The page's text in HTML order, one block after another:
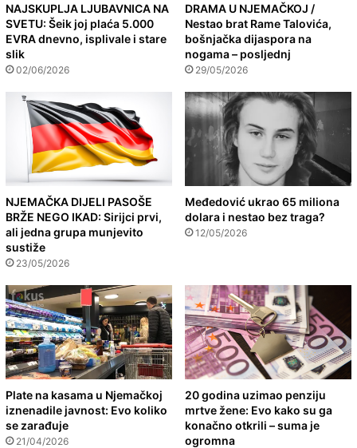
NAJSKUPLJA LJUBAVNICA NA
SVETU: Šeik joj plaća 5.000
EVRA dnevno, isplivale i stare
slik
02/06/2026
DRAMA U NJEMAČKOJ /
Nestao brat Rame Talovića,
bošnjačka dijaspora na
nogama – posljednj
29/05/2026
NJEMAČKA DIJELI PASOŠE
BRŽE NEGO IKAD: Sirijci prvi,
ali jedna grupa munjevito
sustiže
23/05/2026
Međedović ukrao 65 miliona
dolara i nestao bez traga?
12/05/2026
Plate na kasama u Njemačkoj
iznenadile javnost: Evo koliko
se zarađuje
21/04/2026
20 godina uzimao penziju
mrtve žene: Evo kako su ga
konačno otkrili – suma je
ogromna